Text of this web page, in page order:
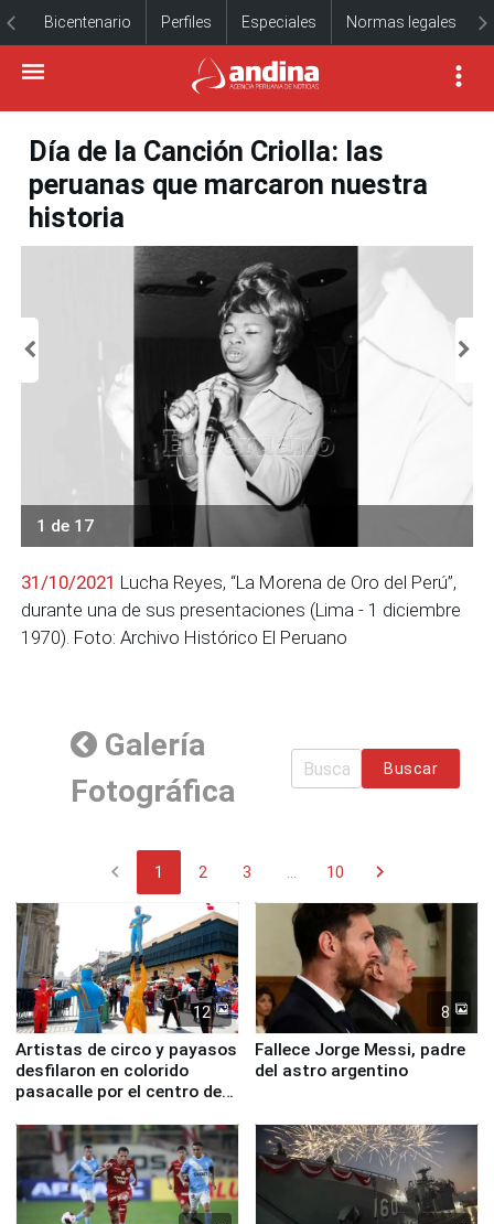
Bicentenario Perfiles Especiales Normas legales
Día de la Canción Criolla: las
peruanas que marcaron nuestra
historia
1 de 17
31/10/2021 Lucha Reyes, “La Morena de Oro del Perú”,
durante una de sus presentaciones (Lima - 1 diciembre
1970). Foto: Archivo Histórico El Peruano
Galería
Fotográfica
Buscar
chevron_left 1 2 3 ... 10 chevron_right
12
Artistas de circo y payasos
desfilaron en colorido
pasacalle por el centro de
8
Fallece Jorge Messi, padre
del astro argentino